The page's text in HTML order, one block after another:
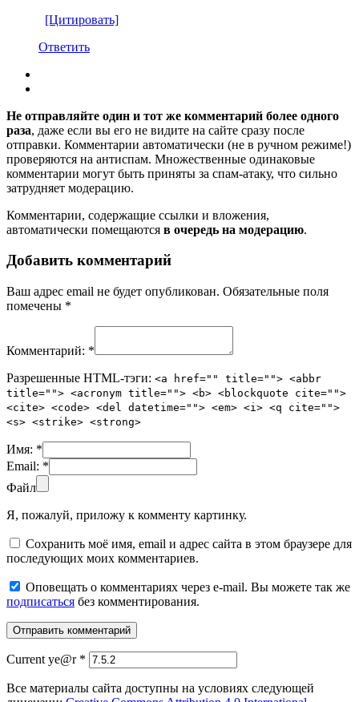
[Цитировать]
Ответить
Не отправляйте один и тот же комментарий более одного
раза, даже если вы его не видите на сайте сразу после
отправки. Комментарии автоматически (не в ручном режиме!)
проверяются на антиспам. Множественные одинаковые
комментарии могут быть приняты за спам-атаку, что сильно
затрудняет модерацию.
Комментарии, содержащие ссылки и вложения,
автоматически помещаются в очередь на модерацию.
Добавить комментарий
Ваш адрес email не будет опубликован. Обязательные поля
помечены *
Комментарий: *
Разрешенные HTML-тэги: <a href="" title=""> <abbr
title=""> <acronym title=""> <b> <blockquote cite="">
<cite> <code> <del datetime=""> <em> <i> <q cite="">
<s> <strike> <strong>
Имя: *
Email: *
Файл
Я, пожалуй, приложу к комменту картинку.
Сохранить моё имя, email и адрес сайта в этом браузере для
последующих моих комментариев.
Оповещать о комментариях через e-mail. Вы можете так же
подписаться без комментирования.
Current ye@r *
Все материалы сайта доступны на условиях следующей